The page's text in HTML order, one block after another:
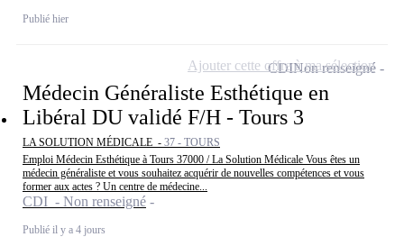
Publié hier
Médecin Généraliste Esthétique en
Libéral DU validé F/H - Tours 3
LA SOLUTION MÉDICALE - 37 - TOURS
Emploi Médecin Esthétique à Tours 37000 / La Solution Médicale Vous êtes un
médecin généraliste et vous souhaitez acquérir de nouvelles compétences et vous
former aux actes ? Un centre de médecine...
CDI - Non renseigné
Publié il y a 4 jours
CDINon renseigné
Ajouter cette offre à ma sélection